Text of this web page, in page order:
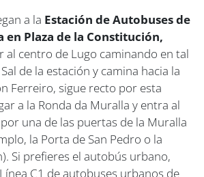
a la Estación de Autobuses de
en Plaza de la Constitución,
al centro de Lugo caminando en tal
de la estación y camina hacia la
Ferreiro, sigue recto por esta
a la Ronda da Muralla y entra al
una de las puertas de la Muralla
la Porta de San Pedro o la
Si prefieres el autobús urbano,
C1 de autobuses urbanos de